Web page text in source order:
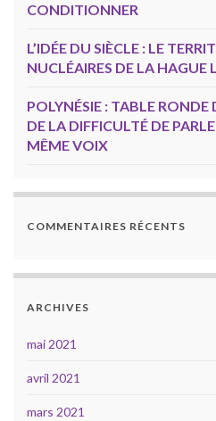
CONDITIONNER
L’IDÉE DU SIÈCLE : LE
NUCLÉAIRES DE LA HAGUE
POLYNÉSIE : TABLE RONDE
DE LA DIFFICULTÉ DE
MÊME VOIX
COMMENTAIRES RÉCENTS
ARCHIVES
mai 2021
avril 2021
mars 2021